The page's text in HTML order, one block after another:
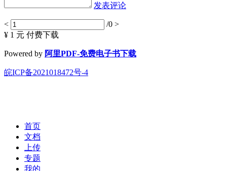
发表评论
< /0 >
¥ 1 元 付费下载
Powered by 阿里PDF-免费电子书下载
皖ICP备2021018472号-4
首页
文档
上传
专题
我的